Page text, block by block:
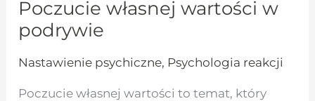
Poczucie własnej wartości w
podrywie
Nastawienie psychiczne, Psychologia reakcji
Poczucie własnej wartości to temat, który